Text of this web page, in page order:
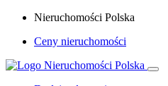
Nieruchomości Polska
Ceny nieruchomości